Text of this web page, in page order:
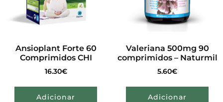
Ansioplant Forte 60
Comprimidos CHI
16.30€
Adicionar
Valeriana 500mg 90
comprimidos – Naturmil
5.60€
Adicionar